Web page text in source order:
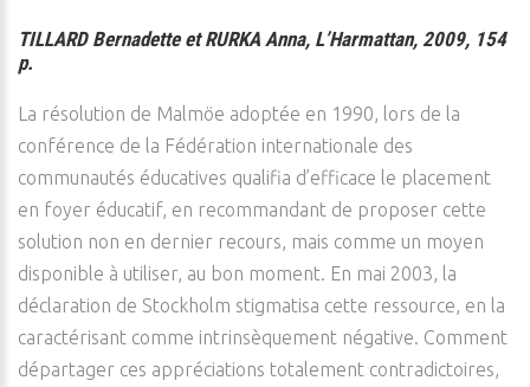
TILLARD Bernadette et RURKA Anna, L’Harmattan, 2009, 154
p.
La résolution de Malmöe adoptée en 1990, lors de la
conférence de la Fédération internationale des
communautés éducatives qualifia d’efficace le placement
en foyer éducatif, en recommandant de proposer cette
solution non en dernier recours, mais comme un moyen
disponible à utiliser, au bon moment. En mai 2003, la
déclaration de Stockholm stigmatisa cette ressource, en la
caractérisant comme intrinsèquement négative. Comment
départager ces appréciations totalement contradictoires,